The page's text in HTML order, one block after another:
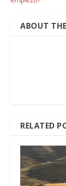
ABOUT
RELATED